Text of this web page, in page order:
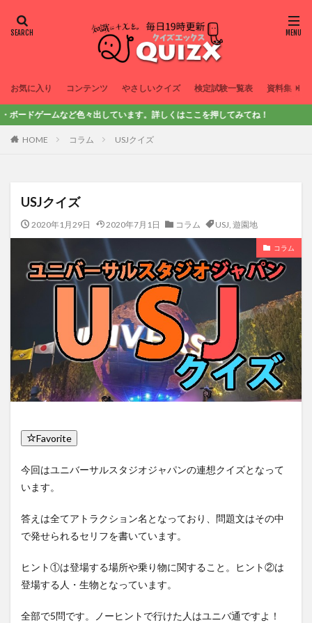
お気に入り コンテンツ やさしいクイズ 検定試験一覧表 資料集
色々出しています。詳しくはここを押してみてね！
HOME コラム USJクイズ
USJクイズ
2020年1月29日 2020年7月1日 コラム USJ, 遊園地
コラム
Favorite
今回はユニバーサルスタジオジャパンの連想クイズとなって
います。
答えは全てアトラクション名となっており、問題文はその中
で発せられるセリフを書いています。
ヒント①は登場する場所や乗り物に関すること。ヒント②は
登場する人・生物となっています。
全部で5問です。ノーヒントで行けた人はユニバ通ですよ！